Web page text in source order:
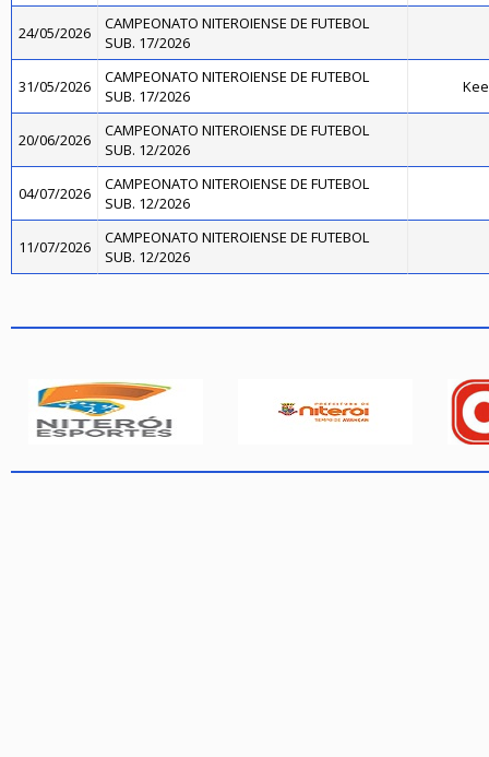
24/05/2026
CAMPEONATO NITEROIENSE DE FUTEBOL
SUB. 17/2026
31/05/2026
CAMPEONATO NITEROIENSE DE FUTEBOL
SUB. 17/2026
20/06/2026
CAMPEONATO NITEROIENSE DE FUTEBOL
SUB. 12/2026
04/07/2026
CAMPEONATO NITEROIENSE DE FUTEBOL
SUB. 12/2026
11/07/2026
CAMPEONATO NITEROIENSE DE FUTEBOL
SUB. 12/2026